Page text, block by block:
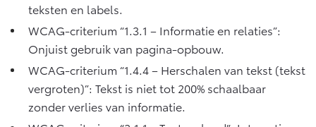
Mirai
WATERSTOF-ELEKTRISCH
OOK ALS BATTERIJ-
teksten en labels.
WCAG-criterium “1.3.1 – Informatie en relaties”:
Onjuist gebruik van pagina-opbouw.
WCAG-criterium “1.4.4 – Herschalen van tekst (tekst
vergroten)”: Tekst is niet tot 200% schaalbaar
zonder verlies van informatie.